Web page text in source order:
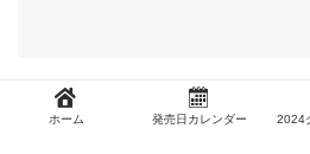
ホーム 発売日カレンダー
2024